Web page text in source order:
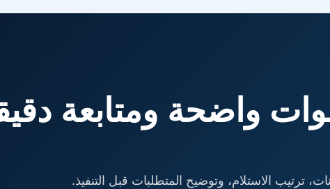
واضحة ومتابعة
ترتيب الاستلام، وتوضيح المتطلبات قبل التنفيذ.